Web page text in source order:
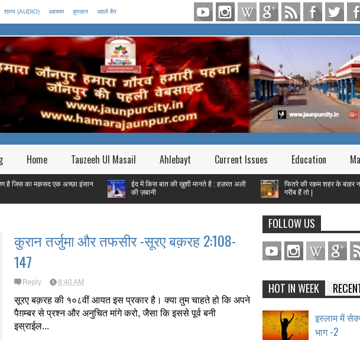
श्रव्य (AUDIO) अहकाम कुरआन अहले बैत
Home Tauzeeh Ul Masail Ahlebayt Current Issues Education
एक अच्छा इंसान
ईद में किस बात की ख़ुशी मानते है : हज़रत अली
की ज़बानी
फितरे की रक़म शहर के बाहर नहीं जानी
गरीब हैं तो |
कुरान तर्जुमा और तफसीर -सूरए बक़रह 2:108-
147
Reply 8:40 AM
सूरए बक़रह की १०८वीं आयत इस प्रकार है। क्या तुम चाहते हो कि अपने
पैग़म्बर से प्रश्न और अनुचित मांगे करो, जैसा कि इससे पूर्व बनी
इस्राईल...
FOLLOW US
HOT IN WEEK
इस्लाम में
भाग -2